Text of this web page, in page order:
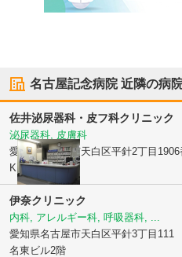
名古屋記念病院近隣の病
佐井泌尿器科・皮フ科クリニック
泌尿器科, 皮膚科
愛知県名古屋市天白区平針2丁目1906
KMビル2F
伊奈クリニック
内科, アレルギー科, 呼吸器科, ...
愛知県名古屋市天白区平針3丁目111
名東ビル2階